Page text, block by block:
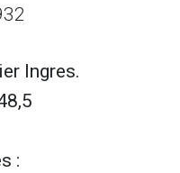
Ingres.
: